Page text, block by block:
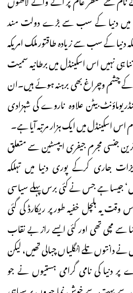
دنیا کے سب سے بڑے دولت مند
کے سب سے زیادہ طاقتور ملک امریکہ
ہی نہیں اس اسکینڈل میں برطانیہ سمیت
کے چشم وچراغ بھی برہنہ ہوئے ہیں۔ان
بیٹن علاوہ ناروے کی شہزادی
اس اسکینڈل میں ایک ہزار مرتبہ آیا ہے۔
جنسی مجرم جیفری ایپسٹین سے متعلق
جاری کرکے پوری دنیا میں تہلکہ
جیسا ہے جس نے کئی برس پہلے سیاسی
وقت یہ ہلچل خفیہ طورپر ریکارڈ کی گئی
مچی تھی اور کئی ایسے راز بے نقاب
دانتوں تلے انگلیاں چبالی تھیں، لیکن
دنیا کی نامی گرامی ہستیوں نے جو